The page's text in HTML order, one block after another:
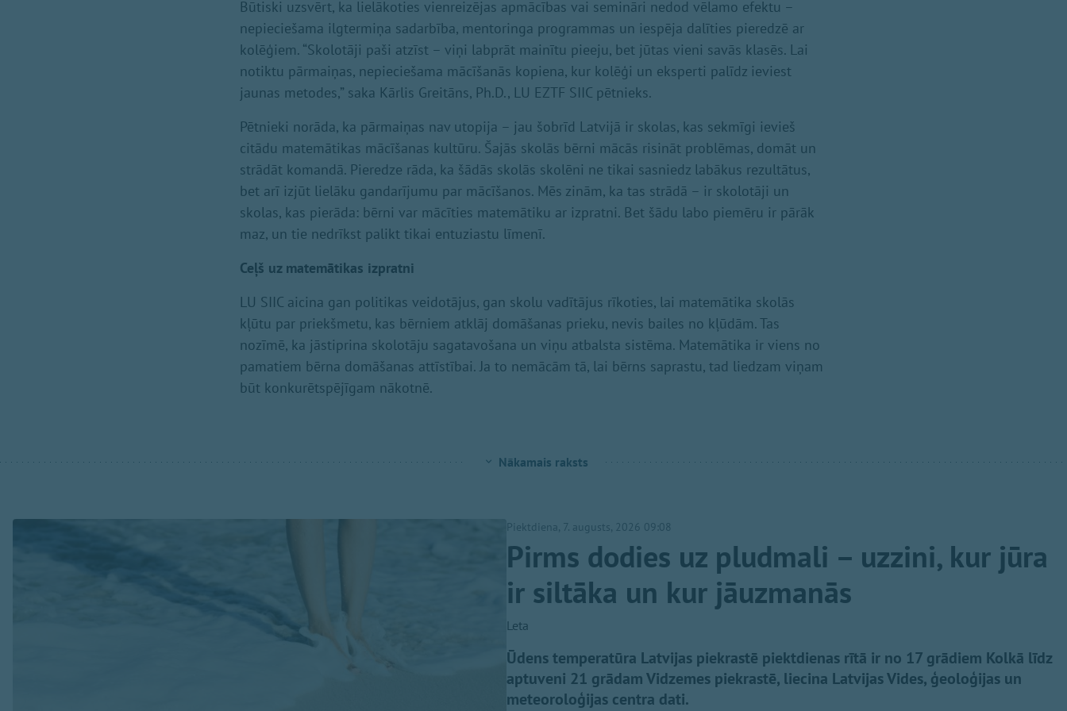
Būtiski uzsvērt, ka lielākoties vienreizējas apmācības vai semināri nedod vēlamo efektu –
nepieciešama ilgtermiņa sadarbība, mentoringa programmas un iespēja dalīties pieredzē ar
kolēģiem. “Skolotāji paši atzīst – viņi labprāt mainītu pieeju, bet jūtas vieni savās klasēs. Lai
notiktu pārmaiņas, nepieciešama mācīšanās kopiena, kur kolēģi un eksperti palīdz ieviest
jaunas metodes,” saka Kārlis Greitāns, Ph.D., LU EZTF SIIC pētnieks.
Pētnieki norāda, ka pārmaiņas nav utopija – jau šobrīd Latvijā ir skolas, kas sekmīgi ievieš
citādu matemātikas mācīšanas kultūru. Šajās skolās bērni mācās risināt problēmas, domāt un
strādāt komandā. Pieredze rāda, ka šādās skolās skolēni ne tikai sasniedz labākus rezultātus,
bet arī izjūt lielāku gandarījumu par mācīšanos. Mēs zinām, ka tas strādā – ir skolotāji un
skolas, kas pierāda: bērni var mācīties matemātiku ar izpratni. Bet šādu labo piemēru ir pārāk
maz, un tie nedrīkst palikt tikai entuziastu līmenī.
Ceļš uz matemātikas izpratni
LU SIIC aicina gan politikas veidotājus, gan skolu vadītājus rīkoties, lai matemātika skolās
kļūtu par priekšmetu, kas bērniem atklāj domāšanas prieku, nevis bailes no kļūdām. Tas
nozīmē, ka jāstiprina skolotāju sagatavošana un viņu atbalsta sistēma. Matemātika ir viens no
pamatiem bērna domāšanas attīstībai. Ja to nemācām tā, lai bērns saprastu, tad liedzam viņam
būt konkurētspējīgam nākotnē.
Nākamais raksts
Piektdiena, 7. augusts, 2026 09:08
Pirms dodies uz pludmali – uzzini, kur jūra
ir siltāka un kur jāuzmanās
Leta
Ūdens temperatūra Latvijas piekrastē piektdienas rītā ir no 17 grādiem Kolkā līdz
aptuveni 21 grādam Vidzemes piekrastē, liecina Latvijas Vides, ģeoloģijas un
meteoroloģijas centra dati.